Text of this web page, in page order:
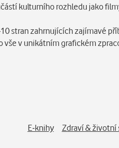
kulturního rozhledu jako
stran zahrnujících zajímavé
vše v unikátním grafickém
E-knihy Zdraví & životní